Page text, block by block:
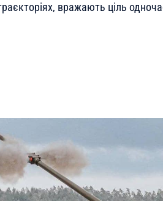
вражають ціль